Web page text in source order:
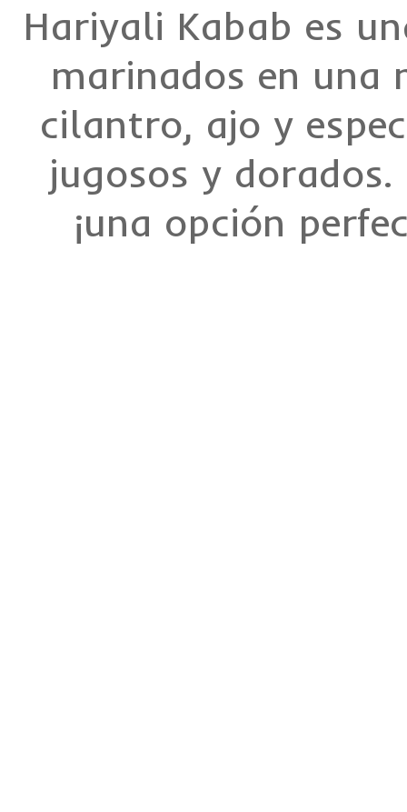
Hariyali Kabab es
marinados en una
cilantro, ajo y
jugosos y
¡una opción